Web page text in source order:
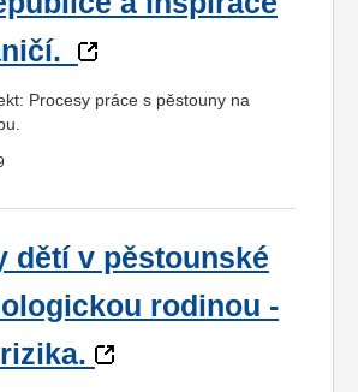
Procesy práce s pěstouny na
dětí v pěstounské
rodinou -